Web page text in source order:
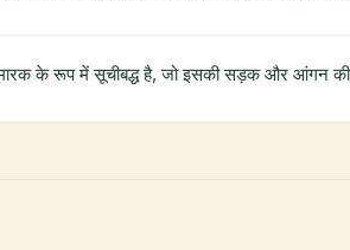
के रूप में सूचीबद्ध है, जो इसकी सड़क और आंगन की